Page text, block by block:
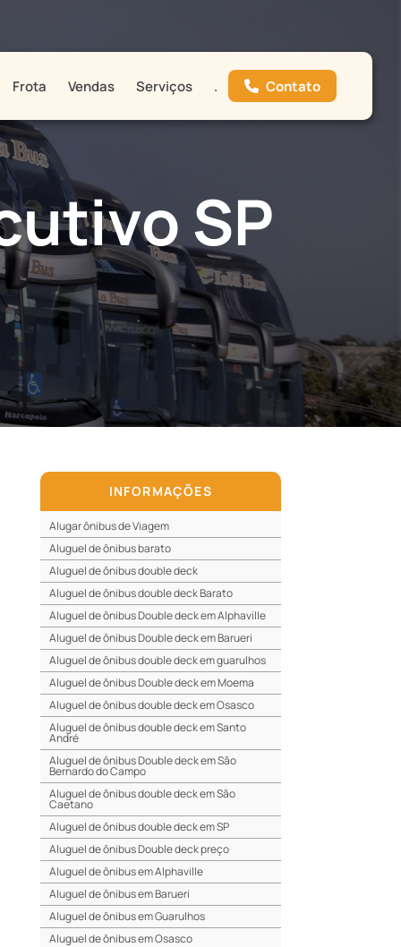
Frota Vendas Serviços . Contato
SP
INFORMAÇÕES
Alugar ônibus de Viagem
Aluguel de ônibus barato
Aluguel de ônibus double deck
Aluguel de ônibus double deck Barato
Aluguel de ônibus Double deck em Alphaville
Aluguel de ônibus Double deck em Barueri
Aluguel de ônibus double deck em guarulhos
Aluguel de ônibus Double deck em Moema
Aluguel de ônibus double deck em Osasco
Aluguel de ônibus double deck em Santo
André
Aluguel de ônibus Double deck em São
Bernardo do Campo
Aluguel de ônibus double deck em São
Caetano
Aluguel de ônibus double deck em SP
Aluguel de ônibus Double deck preço
Aluguel de ônibus em Alphaville
Aluguel de ônibus em Barueri
Aluguel de ônibus em Guarulhos
Aluguel de ônibus em Osasco